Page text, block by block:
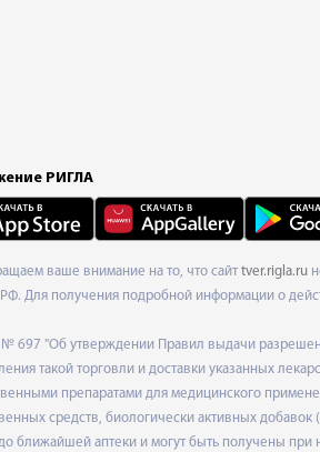
РИГЛА
ваше внимание на то, что сайт tver.rigla.ru
Для получения подробной информации о
697 "Об утверждении Правил выдачи
такой торговли и доставки указанных
препаратами для медицинского
средств, биологически активных
ближайшей аптеки и могут быть получены